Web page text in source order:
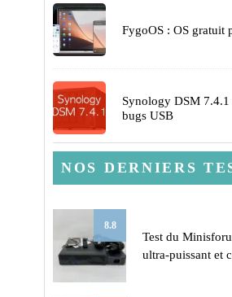
FygoOS : OS
Synology DSM
bugs USB
NOS DERNIERS
8.8
Test du
ultra-puissant et